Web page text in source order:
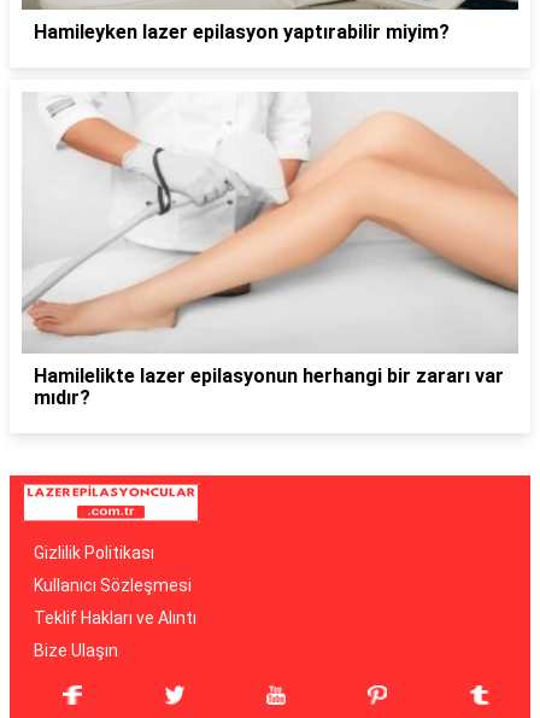
Hamileyken lazer epilasyon yaptırabilir miyim?
Hamilelikte lazer epilasyonun herhangi bir zararı var
mıdır?
Gizlilik Politikası
Kullanıcı Sözleşmesi
Teklif Hakları ve Alıntı
Bize Ulaşın